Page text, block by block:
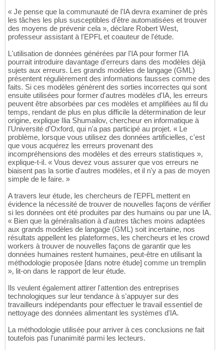
« Je pense que la communauté de l'IA devra examiner de près
les tâches les plus susceptibles d'être automatisées et trouver
des moyens de prévenir cela », déclare Robert West,
professeur assistant à l'EPFL et coauteur de l'étude.
L'utilisation de données générées par l'IA pour former l'IA
pourrait introduire davantage d'erreurs dans des modèles déjà
sujets aux erreurs. Les grands modèles de langage (GML)
présentent régulièrement des informations fausses comme des
faits. Si ces modèles génèrent des sorties incorrectes qui sont
ensuite utilisées pour former d'autres modèles d'IA, les erreurs
peuvent être absorbées par ces modèles et amplifiées au fil du
temps, rendant de plus en plus difficile la détermination de leur
origine, explique Ilia Shumailov, chercheur en informatique à
l'Université d'Oxford, qui n'a pas participé au projet. « Le
problème, lorsque vous utilisez des données artificielles, c'est
que vous acquérez les erreurs provenant des
incompréhensions des modèles et des erreurs statistiques »,
explique-t-il. « Vous devez vous assurer que vos erreurs ne
biaisent pas la sortie d'autres modèles, et il n'y a pas de moyen
simple de le faire. »
A travers leur étude, les chercheurs de l'EPFL mettent en
évidence la nécessité de trouver de nouvelles façons de vérifier
si les données ont été produites par des humains ou par une IA.
« Bien que la généralisation à d'autres tâches moins adaptées
aux grands modèles de langage (GML) soit incertaine, nos
résultats appellent les plateformes, les chercheurs et les crowd
workers à trouver de nouvelles façons de garantir que les
données humaines restent humaines, peut-être en utilisant la
méthodologie proposée [dans notre étude] comme un tremplin
», lit-on dans le rapport de leur étude.
Ils veulent également attirer l'attention des entreprises
technologiques sur leur tendance à s'appuyer sur des
travailleurs indépendants pour effectuer le travail essentiel de
nettoyage des données alimentant les systèmes d'IA.
La méthodologie utilisée pour arriver à ces conclusions ne fait
toutefois pas l'unanimité parmi les lecteurs.